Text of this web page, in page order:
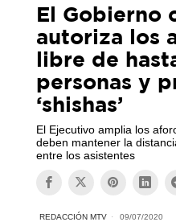
El Gobierno
autoriza los
libre de
personas y
‘shishas’
El Ejecutivo amplia los
deben mantener la
entre los asistentes
REDACCIÓN MTV 09/07/2020